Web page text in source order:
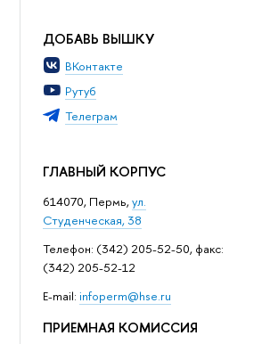
ДОБАВЬ ВЫШКУ
ВКонтакте
Рутуб
Телеграм
ГЛАВНЫЙ КОРПУС
614070, Пермь,ул.
Студенческая, 38
Телефон: (342) 205-52-50, факс:
(342) 205-52-12
Е-mail: infoperm@hse.ru
ПРИЕМНАЯ КОМИССИЯ